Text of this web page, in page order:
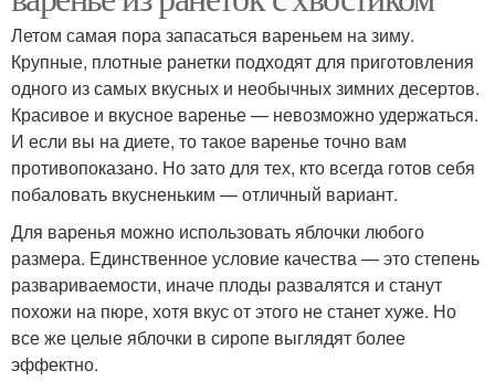
Летом самая пора запасаться вареньем на зиму.
Крупные, плотные ранетки подходят для приготовления
одного из самых вкусных и необычных зимних десертов.
Красивое и вкусное варенье — невозможно удержаться.
И если вы на диете, то такое варенье точно вам
противопоказано. Но зато для тех, кто всегда готов себя
побаловать вкусненьким — отличный вариант.
Для варенья можно использовать яблочки любого
размера. Единственное условие качества — это степень
развариваемости, иначе плоды развалятся и станут
похожи на пюре, хотя вкус от этого не станет хуже. Но
все же целые яблочки в сиропе выглядят более
эффектно.